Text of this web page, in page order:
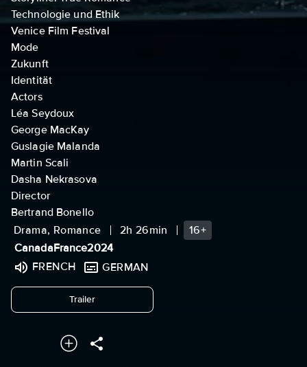
Technologie und Ethik
Venice Film Festival
Mode
Zukunft
Identität
Actors
Léa Seydoux
George MacKay
Guslagie Malanda
Martin Scali
Dasha Nekrasova
Director
Bertrand Bonello
Drama, Romance
2h 26min
16+
CanadaFrance2024
FRENCH
GERMAN
Trailerundefined